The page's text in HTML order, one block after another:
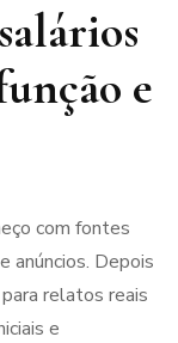
e
com fontes
anúncios. Depois
relatos reais
e